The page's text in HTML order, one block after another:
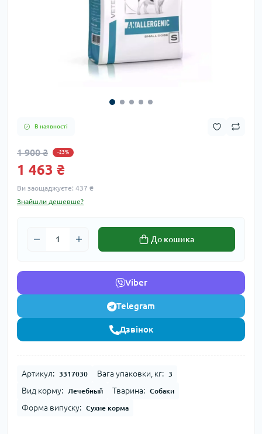
В наявності
1 900 ₴ -23%
1 463 ₴
Ви заощаджуєте: 437 ₴
Знайшли дешевше?
До кошика
Viber
Telegram
Дзвінок
Артикул: 3317030 Вага упаковки, кг: 3
Вид корму: Лечебный Тварина: Собаки
Форма випуску: Сухие корма